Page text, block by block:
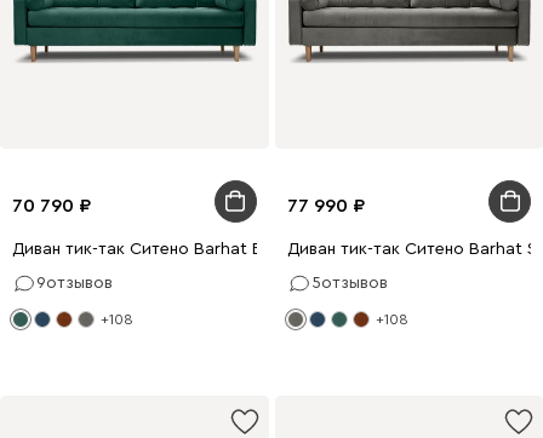
70 790
Диван тик-так Ситено Barhat Emerald
9отзывов
+108
77 990
Диван тик-так Ситено Barhat
5отзывов
+108